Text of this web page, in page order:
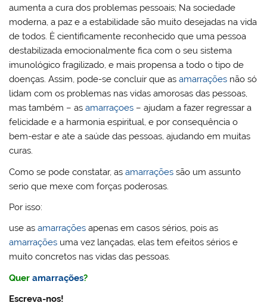
aumenta a cura dos problemas pessoais; Na sociedade
moderna, a paz e a estabilidade são muito desejadas na vida
de todos. È cientificamente reconhecido que uma pessoa
destabilizada emocionalmente fica com o seu sistema
imunológico fragilizado, e mais propensa a todo o tipo de
doenças. Assim, pode-se concluir que asamarrações não só
lidam com os problemas nas vidas amorosas das pessoas,
mas também – asamarraçoes – ajudam a fazer regressar a
felicidade e a harmonia espiritual, e por consequência o
bem-estar e ate a saúde das pessoas, ajudando em muitas
curas.
Como se pode constatar, asamarrações são um assunto
serio que mexe com forças poderosas.
Por isso:
use asamarrações apenas em casos sérios, pois as
amarrações uma vez lançadas, elas tem efeitos sérios e
muito concretos nas vidas das pessoas.
Queramarrações?
Escreva-nos!